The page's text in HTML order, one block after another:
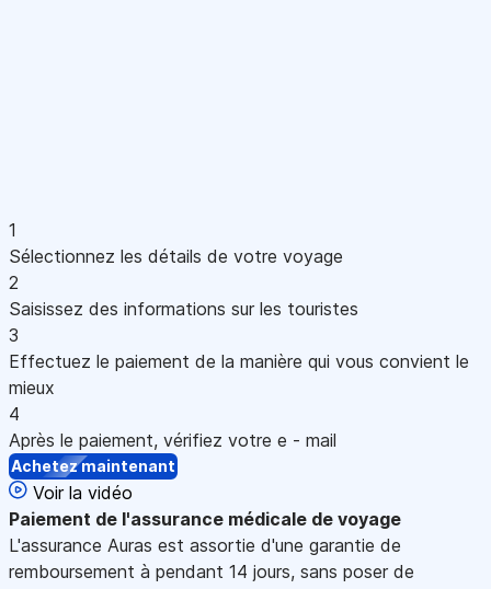
1
Sélectionnez les détails de votre voyage
2
Saisissez des informations sur les touristes
3
Effectuez le paiement de la manière qui vous convient le
mieux
4
Après le paiement, vérifiez votre e - mail
Achetez maintenant
Voir la vidéo
Paiement de l'assurance médicale de voyage
L'assurance Auras est assortie d'une garantie de
remboursement à pendant 14 jours, sans poser de